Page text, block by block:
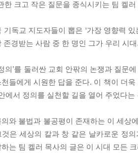
관한 크고 작은 질문을 종식시키는 팀 켈
기독교 지도자들이 뽑은 ‘가장 영향력
존경받는 사람 중 한 명인 그가 우리 시
의’를 둘러싼 교회 안팎의 논쟁과 질
들에게 시원한 답을 준다. 이 책이 더
에서 정의를 실천할 길을 열어 주었다는
의와 불법과 불공평이 존재하는 이 세상
것은 세상의 칼과 창 같은 날카로운 정
는 팀 켈러 목사의 글은 이 시대 모든